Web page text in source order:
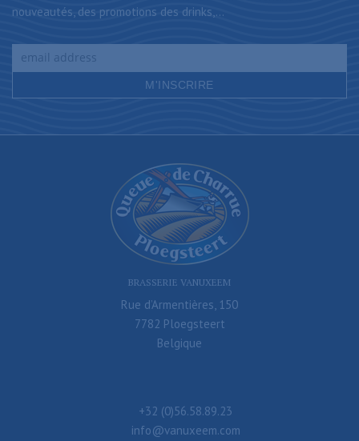
nouveautés, des promotions des drinks,...
BRASSERIE VANUXEEM
Rue d’Armentières, 150
7782 Ploegsteert
Belgique
+32 (0)56.58.89.23
info@vanuxeem.com